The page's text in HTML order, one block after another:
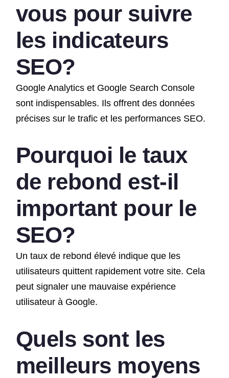
vous pour suivre
les indicateurs
SEO?
Google Analytics et Google Search Console
sont indispensables. Ils offrent des données
précises sur le trafic et les performances SEO.
Pourquoi le taux
de rebond est-il
important pour le
SEO?
Un taux de rebond élevé indique que les
utilisateurs quittent rapidement votre site. Cela
peut signaler une mauvaise expérience
utilisateur à Google.
Quels sont les
meilleurs moyens